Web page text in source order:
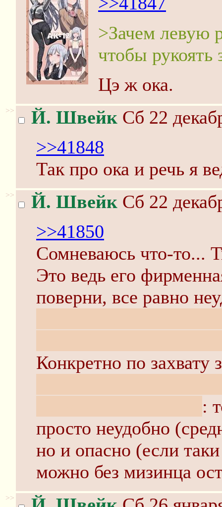
>Зачем левую
чтобы рукоять
Цэ ж ока.
>> Й. Швейк Сб 22
>>41848
Так про ока и речь я
>> Й. Швейк Сб 22
>>41850
Сомневаюсь что-то...
Это ведь его
поверни, все равно
Конкретно по захвату
:
просто неудобно
но и опасно (если
можно без мизинца
>>